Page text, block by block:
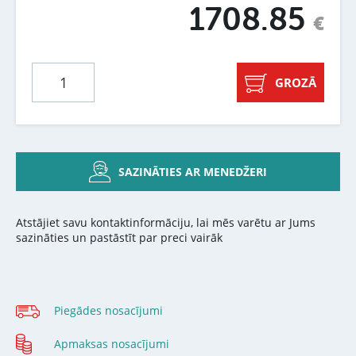
1708.85 €
GROZĀ
SAZINĀTIES AR MENEDŽERI
Atstājiet savu kontaktinformāciju, lai mēs varētu ar Jums
sazināties un pastāstīt par preci vairāk
Piegādes nosacījumi
Apmaksas nosacījumi